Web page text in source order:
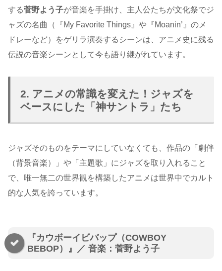
する菅野よう子が音楽を手掛け、主人公たちが文化祭でジ
ャズの名曲（『My Favorite Things』や『Moanin’』のメ
ドレーなど）をゲリラ演奏するシーンは、アニメ史に残る
伝説の音楽シーンとして今も語り継がれています。
2. アニメの常識を変えた！ジャズを
ベースにした「神サントラ」たち
ジャズそのものをテーマにしていなくても、作品の「劇伴
（背景音楽）」や「主題歌」にジャズを取り入れること
で、唯一無二の世界観を構築したアニメは世界中でカルト
的な人気を誇っています。
『カウボーイビバップ（COWBOY
BEBOP）』／ 音楽：菅野よう子